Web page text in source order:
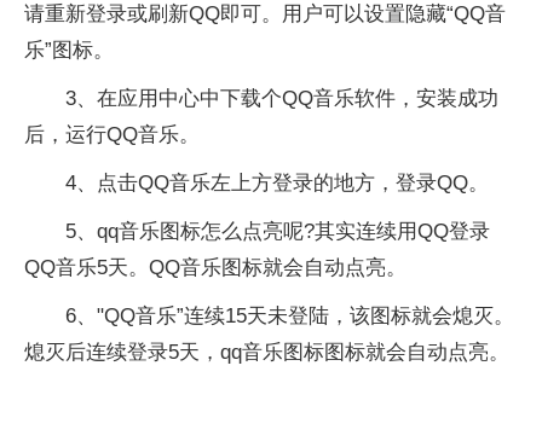
请重新登录或刷新QQ即可。用户可以设置隐藏“QQ音
乐”图标。
3、在应用中心中下载个QQ音乐软件，安装成功
后，运行QQ音乐。
4、点击QQ音乐左上方登录的地方，登录QQ。
5、qq音乐图标怎么点亮呢?其实连续用QQ登录
QQ音乐5天。QQ音乐图标就会自动点亮。
6、"QQ音乐”连续15天未登陆，该图标就会熄灭。
熄灭后连续登录5天，qq音乐图标图标就会自动点亮。